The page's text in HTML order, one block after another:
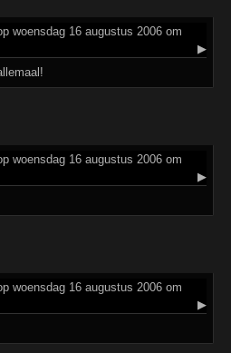
woensdag 16 augustus 2006 om
▶
woensdag 16 augustus 2006 om
▶
woensdag 16 augustus 2006 om
▶